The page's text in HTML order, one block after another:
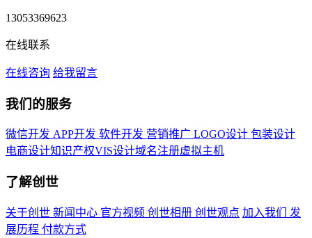
13053369623
在线联系
在线咨询 给我留言
我们的服务
微信开发 APP开发 软件开发 营销推广 LOGO设计 包装设计
电商设计知识产权VIS设计域名注册虚拟主机
了解创世
关于创世 新闻中心 官方视频 创世相册 创世观点 加入我们 发
展历程 付款方式